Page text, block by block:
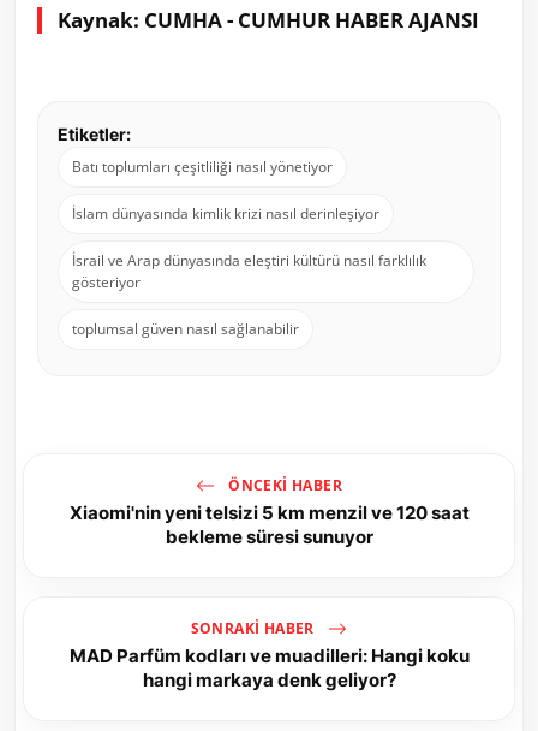
Kaynak: CUMHA - CUMHUR HABER AJANSI
Etiketler:
Batı toplumları çeşitliliği nasıl yönetiyor
İslam dünyasında kimlik krizi nasıl derinleşiyor
İsrail ve Arap dünyasında eleştiri kültürü nasıl farklılık
gösteriyor
toplumsal güven nasıl sağlanabilir
ÖNCEKI HABER
Xiaomi'nin yeni telsizi 5 km menzil ve 120 saat
bekleme süresi sunuyor
SONRAKI HABER
MAD Parfüm kodları ve muadilleri: Hangi koku
hangi markaya denk geliyor?